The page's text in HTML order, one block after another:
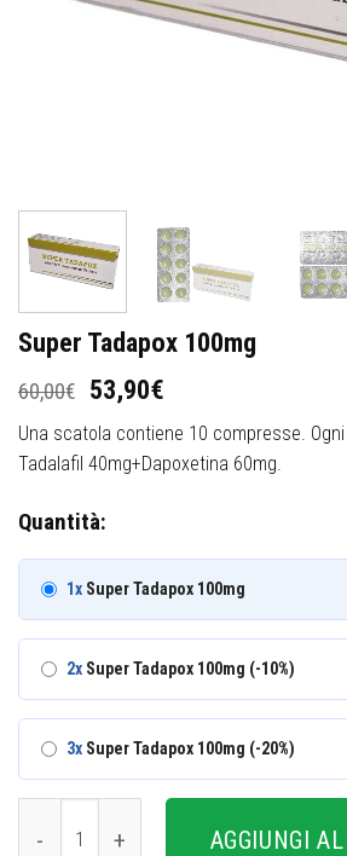
Super Tadapox 100mg
60,00€
Il
prezzo
originale
era:
53,90€
attuale
è:
Una scatola contiene 10 compresse.
Tadalafil 40mg+Dapoxetina 60mg.
Quantità:
1x Super Tadapox 100mg
2x Super Tadapox 100mg (-10%)
3x Super Tadapox 100mg (-20%)
AGGIUNGI